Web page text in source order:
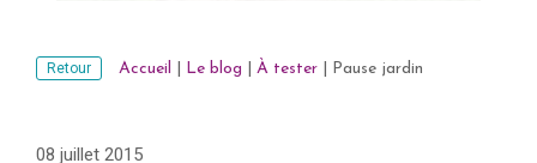
Retour Accueil Le blog À tester Pause jardin
08 juillet 2015